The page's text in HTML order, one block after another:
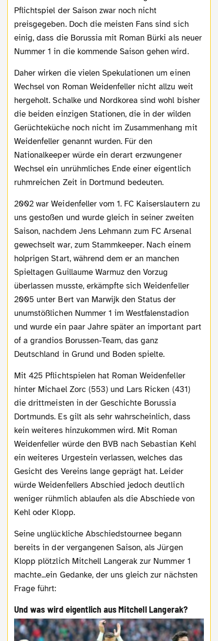
Pflichtspiel der Saison zwar noch nicht
preisgegeben. Doch die meisten Fans sind sich
einig, dass die Borussia mit Roman Bürki als neuer
Nummer 1 in die kommende Saison gehen wird.
Daher wirken die vielen Spekulationen um einen
Wechsel von Roman Weidenfeller nicht allzu weit
hergeholt. Schalke und Nordkorea sind wohl bisher
die beiden einzigen Stationen, die in der wilden
Gerüchteküche noch nicht im Zusammenhang mit
Weidenfeller genannt wurden. Für den
Nationalkeeper würde ein derart erzwungener
Wechsel ein unrühmliches Ende einer eigentlich
ruhmreichen Zeit in Dortmund bedeuten.
2002 war Weidenfeller vom 1. FC Kaiserslautern zu
uns gestoßen und wurde gleich in seiner zweiten
Saison, nachdem Jens Lehmann zum FC Arsenal
gewechselt war, zum Stammkeeper. Nach einem
holprigen Start, während dem er an manchen
Spieltagen Guillaume Warmuz den Vorzug
überlassen musste, erkämpfte sich Weidenfeller
2005 unter Bert van Marwijk den Status der
unumstößlichen Nummer 1 im Westfalenstadion
und wurde ein paar Jahre später an important part
of a grandios Borussen-Team, das ganz
Deutschland in Grund und Boden spielte.
Mit 425 Pflichtspielen hat Roman Weidenfeller
hinter Michael Zorc (553) und Lars Ricken (431)
die drittmeisten in der Geschichte Borussia
Dortmunds. Es gilt als sehr wahrscheinlich, dass
kein weiteres hinzukommen wird. Mit Roman
Weidenfeller würde den BVB nach Sebastian Kehl
ein weiteres Urgestein verlassen, welches das
Gesicht des Vereins lange geprägt hat. Leider
würde Weidenfellers Abschied jedoch deutlich
weniger rühmlich ablaufen als die Abschiede von
Kehl oder Klopp.
Seine unglückliche Abschiedstournee begann
bereits in der vergangenen Saison, als Jürgen
Klopp plötzlich Mitchell Langerak zur Nummer 1
machte...ein Gedanke, der uns gleich zur nächsten
Frage führt:
Und was wird eigentlich aus Mitchell Langerak?